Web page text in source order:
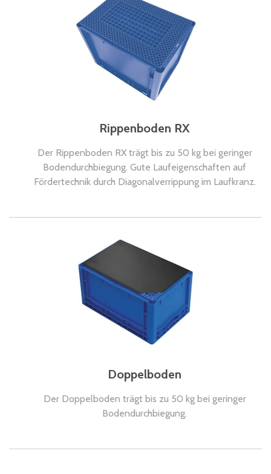
Rippenboden RX
Der Rippenboden RX trägt bis zu 50 kg bei geringer
Bodendurchbiegung. Gute Laufeigenschaften auf
Fördertechnik durch Diagonalverrippung im Laufkranz.
Doppelboden
Der Doppelboden trägt bis zu 50 kg bei geringer
Bodendurchbiegung.